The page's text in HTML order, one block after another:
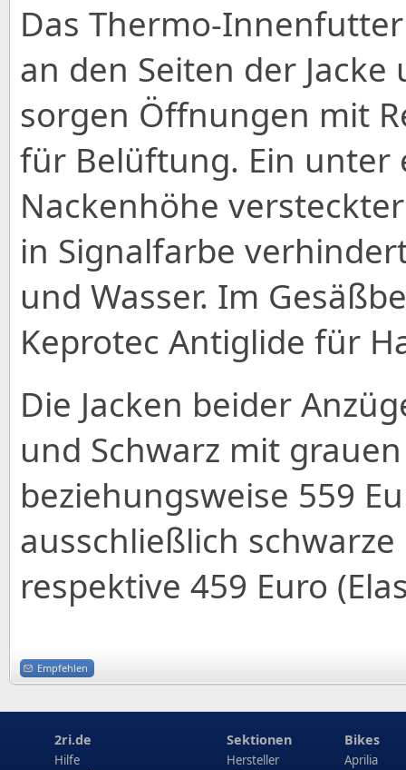
Das Thermo-
an den Seiten der
sorgen Öffnungen mit
für Belüftung. Ein
Nackenhöhe
in Signalfarbe
und Wasser. Im
Keprotec Antiglide für
Die Jacken beider
und Schwarz mit
beziehungsweise 559
ausschließlich
respektive 459 Euro
Empfehlen
2ri.de
Hilfe
Sektionen
Hersteller
Bikes
Aprilia